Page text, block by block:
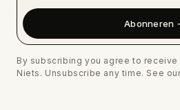
Abonneren
By subscribing you agree to
Niets. Unsubscribe any time. See